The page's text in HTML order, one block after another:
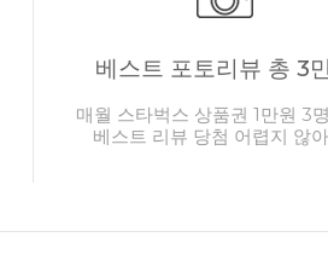
베스트 포토리뷰 총 3
매월 스타벅스 상품권 1만원 3
베스트 리뷰 당첨 어렵지 않